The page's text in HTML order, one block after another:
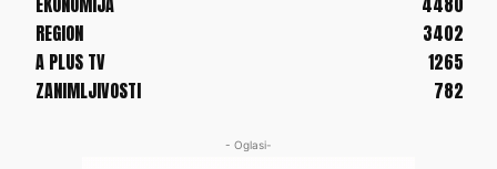
REGION
3402
A PLUS TV
1265
ZANIMLJIVOSTI
782
- Oglasi-